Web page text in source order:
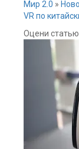
Мир 2.0 »
VR по
Оцени